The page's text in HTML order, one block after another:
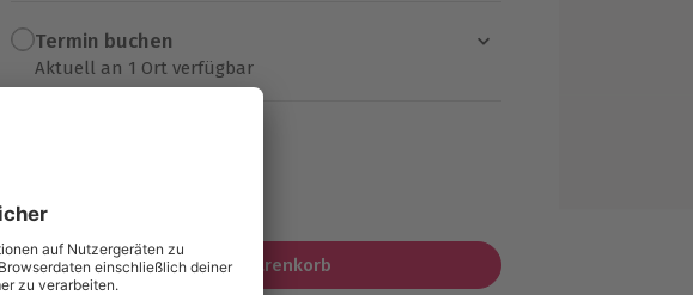
Termin buchen
Aktuell an 1 Ort verfügbar
In den Warenkorb